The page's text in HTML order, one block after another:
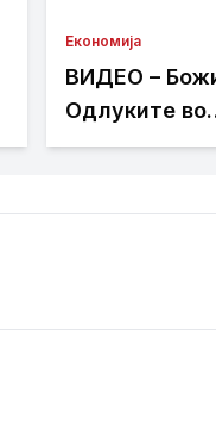
Економија
ВИДЕО –
Одлуките во
анализи и